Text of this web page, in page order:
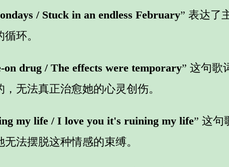
/ Stuck in an endless February” 表达了
环。
drug / The effects were temporary” 这句歌
无法真正治愈她的心灵创伤。
my life / I love you it's ruining my life” 这句
法摆脱这种情感的束缚。